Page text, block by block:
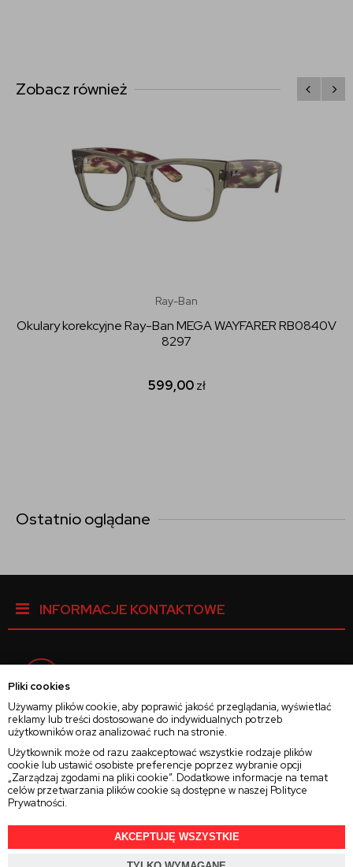
Pliki cookies
Używamy plików cookie, aby poprawić jakość przeglądania, wyświetlać
reklamy lub treści dostosowane do indywidualnych potrzeb
użytkowników oraz analizować ruch na stronie.
Użytkownik może od razu zaakceptować wszystkie rodzaje plików
cookie lub ustawić osobiste preferencje poprzez wybranie opcji
„Zarządzaj zgodami na pliki cookie”. Dodatkowe informacje na temat
celów przetwarzania plików cookie są dostępne w naszej Polityce
Prywatności.
AKCEPTUJĘ WSZYSTKIE
Zobacz również
Ray-Ban
Okulary korekcyjne Ray-Ban MEGA WAYFARER RB0840V
8297
599,00zł
Ostatnio oglądane
INFORMACJE KONTAKTOWE
Instagram
Twitter
2025 © Wszelkie Prawa ZastrzeżoneRajsoczewek.pl